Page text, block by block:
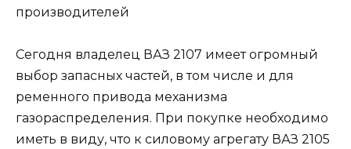
производителей
Сегодня владелец ВАЗ 2107 имеет огромный
выбор запасных частей, в том числе и для
ременного привода механизма
газораспределения. При покупке необходимо
иметь в виду, что к силовому агрегату ВАЗ 2105